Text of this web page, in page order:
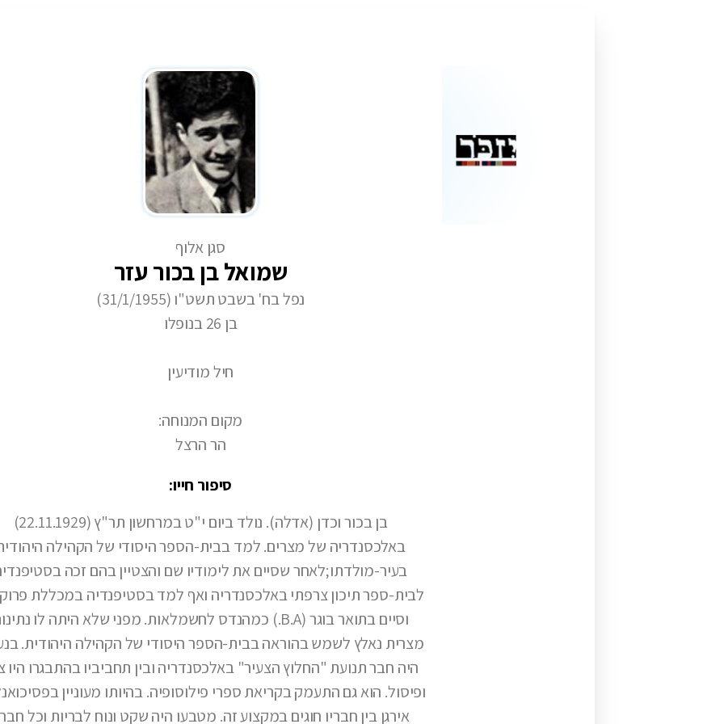
סגן אלוף
שמואל בן בכור עזר
נפל בח' בשבט תשט"ו (31/1/1955)
בן 26 בנופלו
חיל מודיעין
מקום המנוחה:
הר הרצל
סיפור חייו:
בן בכור וכדן (אדלה). נולד ביום י"ט במרחשון תר"ץ (22.11.1929)
באלכסנדריה של מצרים. למד בבית-הספר היסודי של הקהילה
בעיר-מולדתו;לאחר שסיים את לימודיו שם והצטיין בהם זכה
לבית-ספר תיכון צרפתי באלכסנדריה ואף למד בסטיפנדיה במכללת
וסיים בתואר בוגרB.A).) כמהנדס לחשמלאות. מפני שלא היתה לו
מצרית נאלץ לשמש בהוראה בבית-הספר היסודי של הקהילה היהודית.
היה חבר תנועת "החלוץ הצעיר" באלכסנדריה ובין תחביביו בהתבגרו היו
ופיסול. הוא גם התעמק בקריאת ספרי פילוסופיה. בהיותו מעוניין
אירגן בין חבריו חוגים במקצוע זה. מטבעו היה שקט ונוח לבריות וכל